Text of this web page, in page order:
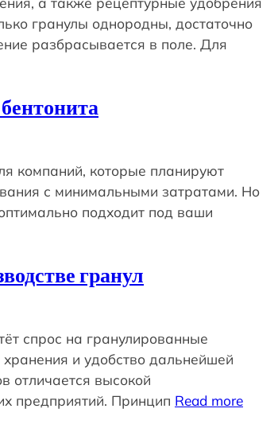
гранулы однородны, достаточно
разбрасывается в поле. Для
компаний, которые планируют
с минимальными затратами. Но
подходит под ваши
гранул
спрос на гранулированные
и удобство дальнейшей
отличается высокой
предприятий. Принцип Read more